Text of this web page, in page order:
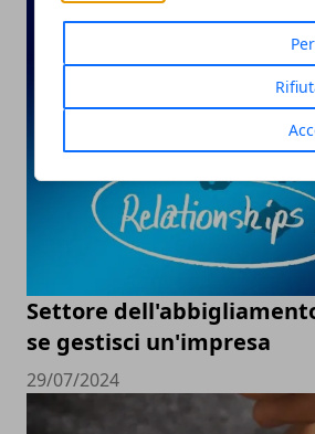
Settore
se gestisci un'impresa
29/07/2024